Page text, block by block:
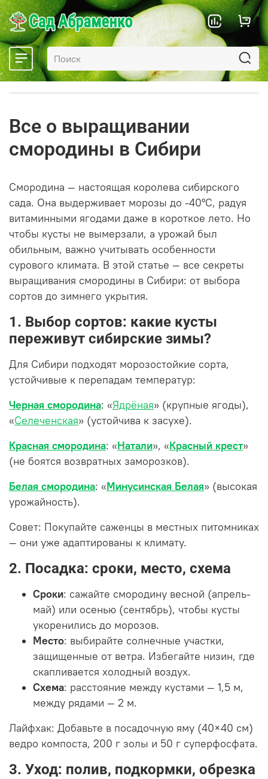
Все о выращивании
смородины в Сибири
Смородина — настоящая королева сибирского
сада. Она выдерживает морозы до -40°C, радуя
витаминными ягодами даже в короткое лето. Но
чтобы кусты не вымерзали, а урожай был
обильным, важно учитывать особенности
сурового климата. В этой статье — все секреты
выращивания смородины в Сибири: от выбора
сортов до зимнего укрытия.
1. Выбор сортов: какие кусты
переживут сибирские зимы?
Для Сибири подходят морозостойкие сорта,
устойчивые к перепадам температур:
Черная смородина: «Ядрёная» (крупные ягоды),
«Селеченская» (устойчива к засухе).
Красная смородина: «Натали», «Красный крест»
(не боятся возвратных заморозков).
Белая смородина: «Минусинская Белая» (высокая
урожайность).
Совет: Покупайте саженцы в местных питомниках
— они уже адаптированы к климату.
2. Посадка: сроки, место, схема
Сроки: сажайте смородину весной (апрель-
май) или осенью (сентябрь), чтобы кусты
укоренились до морозов.
Место: выбирайте солнечные участки,
защищенные от ветра. Избегайте низин, где
скапливается холодный воздух.
Схема: расстояние между кустами — 1,5 м,
между рядами — 2 м.
Лайфхак: Добавьте в посадочную яму (40×40 см)
ведро компоста, 200 г золы и 50 г суперфосфата.
3. Уход: полив, подкормки, обрезка